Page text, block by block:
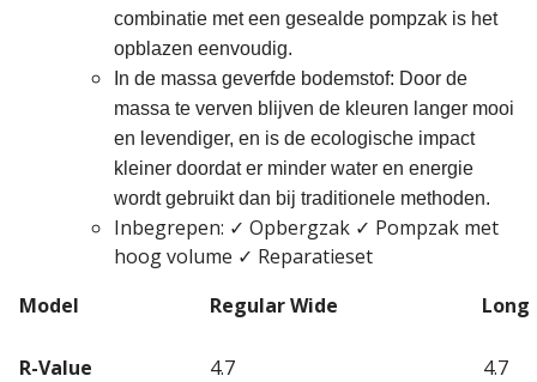
combinatie met een gesealde pompzak is het
opblazen eenvoudig.
In de massa geverfde bodemstof: Door de
massa te verven blijven de kleuren langer mooi
en levendiger, en is de ecologische impact
kleiner doordat er minder water en energie
wordt gebruikt dan bij traditionele methoden.
Inbegrepen: ✓ Opbergzak ✓ Pompzak met
hoog volume ✓ Reparatieset
Model
Regular Wide Long
R-Value 4.7
4.7